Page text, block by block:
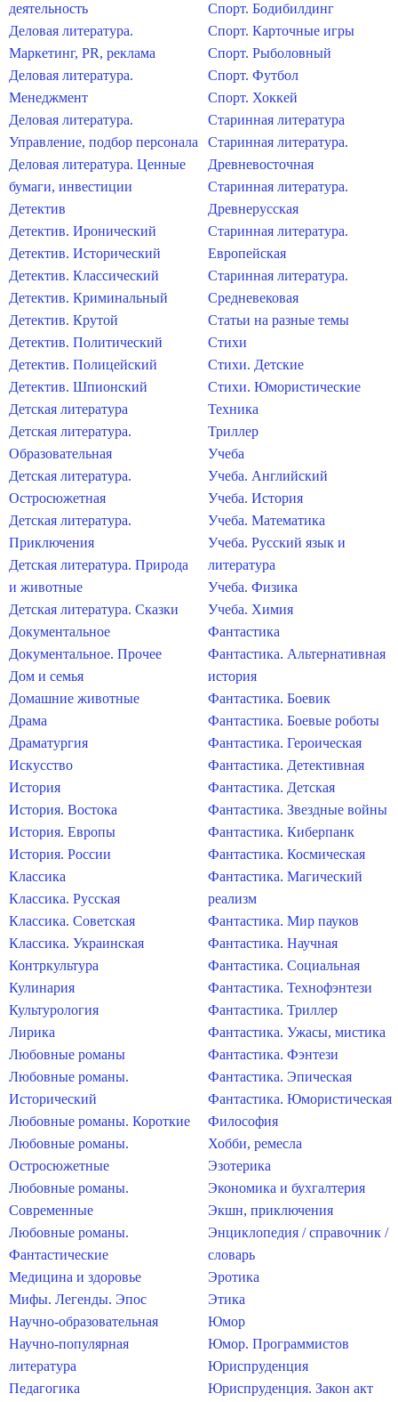
деятельность
Деловая литература.
Маркетинг, PR, реклама
Деловая литература.
Менеджмент
Деловая литература.
Управление, подбор персонала
Деловая литература. Ценные
бумаги, инвестиции
Детектив
Детектив. Иронический
Детектив. Исторический
Детектив. Классический
Детектив. Криминальный
Детектив. Крутой
Детектив. Политический
Детектив. Полицейский
Детектив. Шпионский
Детская литература
Детская литература.
Образовательная
Детская литература.
Остросюжетная
Детская литература.
Приключения
Детская литература. Природа
и животные
Детская литература. Сказки
Документальное
Документальное. Прочее
Дом и семья
Домашние животные
Драма
Драматургия
Искусство
История
История. Востока
История. Европы
История. России
Классика
Классика. Русская
Классика. Советская
Классика. Украинская
Контркультура
Кулинария
Культурология
Лирика
Любовные романы
Любовные романы.
Исторический
Любовные романы. Короткие
Любовные романы.
Остросюжетные
Любовные романы.
Современные
Любовные романы.
Фантастические
Медицина и здоровье
Мифы. Легенды. Эпос
Научно-образовательная
Научно-популярная
литература
Педагогика
Спорт. Бодибилдинг
Спорт. Карточные игры
Спорт. Рыболовный
Спорт. Футбол
Спорт. Хоккей
Старинная литература
Старинная литература.
Древневосточная
Старинная литература.
Древнерусская
Старинная литература.
Европейская
Старинная литература.
Средневековая
Статьи на разные темы
Стихи
Стихи. Детские
Стихи. Юмористические
Техника
Триллер
Учеба
Учеба. Английский
Учеба. История
Учеба. Математика
Учеба. Русский язык и
литература
Учеба. Физика
Учеба. Химия
Фантастика
Фантастика. Альтернативная
история
Фантастика. Боевик
Фантастика. Боевые роботы
Фантастика. Героическая
Фантастика. Детективная
Фантастика. Детская
Фантастика. Звездные войны
Фантастика. Киберпанк
Фантастика. Космическая
Фантастика. Магический
реализм
Фантастика. Мир пауков
Фантастика. Научная
Фантастика. Социальная
Фантастика. Технофэнтези
Фантастика. Триллер
Фантастика. Ужасы, мистика
Фантастика. Фэнтези
Фантастика. Эпическая
Фантастика. Юмористическая
Философия
Хобби, ремесла
Эзотерика
Экономика и бухгалтерия
Экшн, приключения
Энциклопедия / справочник /
словарь
Эротика
Этика
Юмор
Юмор. Программистов
Юриспруденция
Юриспруденция. Закон акт